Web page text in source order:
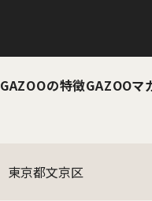
GAZOOの特徴GAZOOマ
東京都文京区